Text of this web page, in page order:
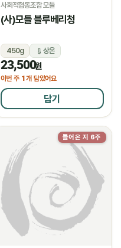
사회적협동조합 모들
(사)모들 블루베리청
450g 상온
23,500원
이번 주 1개 담았어요
담기
들어온 지 6주